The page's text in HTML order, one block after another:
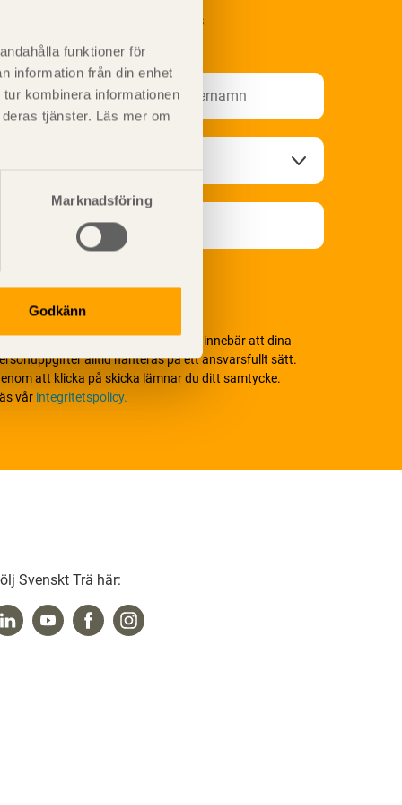
funktioner för
information från din enhet
kombinera informationen
tjänster. Läs mer om
Marknadsföring
Godkänn
på Svenskt Träs
värnar om personlig integritet vilket innebär att dina
alltid hanteras på ett ansvarsfullt sätt.
att klicka på skicka lämnar du ditt samtycke.
vår integritetspolicy.
Svenskt Trä här: